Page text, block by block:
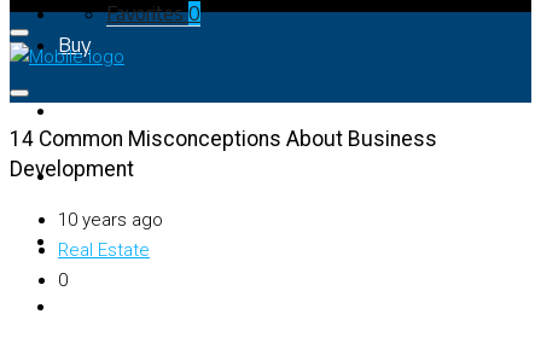
Favorites0
Buy
Rent
Property Map
List Your Property
14 Common Misconceptions About Business
Development
10 years ago
Real Estate
0